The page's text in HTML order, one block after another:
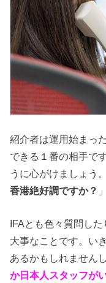
紹介者は運用始まっ
できる１番の相手で
うに心がけましょう
香港絶好調ですか？
IFAとも色々質問し
大事なことです。い
あるかもしれませんし
か日本人スタッフが